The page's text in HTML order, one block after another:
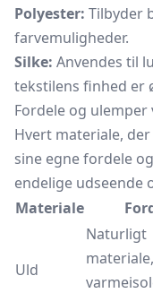
Polyester: Tilbyder
farvemuligheder.
Silke: Anvendes til
tekstilens finhed er
Fordele og
Hvert materiale,
sine egne fordele
endelige udseende
Materiale
Uld
Naturligt